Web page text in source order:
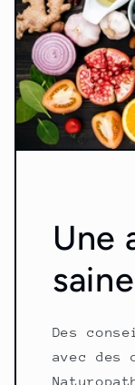
Une
Des
avec des